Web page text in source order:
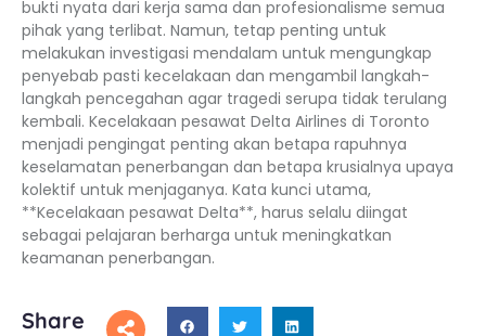
bukti nyata dari kerja sama dan profesionalisme semua
pihak yang terlibat. Namun, tetap penting untuk
melakukan investigasi mendalam untuk mengungkap
penyebab pasti kecelakaan dan mengambil langkah-
langkah pencegahan agar tragedi serupa tidak terulang
kembali. Kecelakaan pesawat Delta Airlines di Toronto
menjadi pengingat penting akan betapa rapuhnya
keselamatan penerbangan dan betapa krusialnya upaya
kolektif untuk menjaganya. Kata kunci utama,
**Kecelakaan pesawat Delta**, harus selalu diingat
sebagai pelajaran berharga untuk meningkatkan
keamanan penerbangan.
Share